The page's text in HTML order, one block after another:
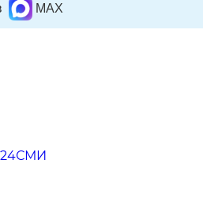
MAX
24СМИ